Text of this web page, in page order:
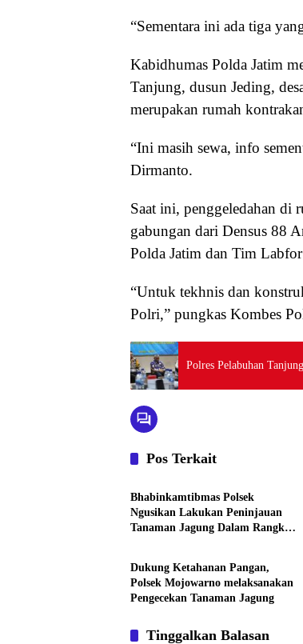
“Sementara ini ada tiga
Kabidhumas Polda Jatim
Tanjung, dusun Jeding,
merupakan rumah
“Ini masih sewa, info
Dirmanto.
Saat ini, penggeledahan di
gabungan dari Densus 88
Polda Jatim dan Tim
“Untuk tekhnis dan
Polri,” pungkas Kombes
Polres Pelabuhan
Pos Terkait
Aktivitas
Bhabinkamtibmas Polsek
Ngusikan Lakukan Peninjauan
Tanaman Jagung Dalam Rangka
Dukung Ketahanan Pangan,
Polsek Mojowarno melaksanakan
Pengecekan Tanaman Jagung
Tinggalkan Balasan